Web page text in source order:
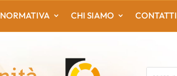
NORMATIVA CHI SIAMO CONTATTI